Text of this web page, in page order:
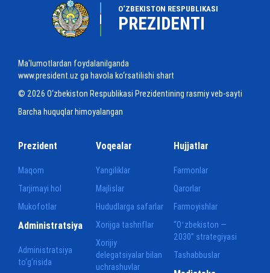
O‘ZBEKISTON RESPUBLIKASI
PREZIDENTI
Ma'lumotlardan foydalanilganda
www.president.uz ga havola ko‘rsatilishi shart
© 2026 O‘zbekiston Respublikasi Prezidentining rasmiy veb-sayti
Barcha huquqlar himoyalangan
Prezident
Maqom
Tarjimayi hol
Mukofotlar
Voqealar
Yangiliklar
Majlislar
Hududlarga safarlar
Xorijga tashriflar
Xorijiy
delegatsiyalar bilan
uchrashuvlar
Hujjatlar
Farmonlar
Qarorlar
Farmoyishlar
“Oʻzbekiston —
2030” strategiyasi
Tashabbuslar
Administratsiya
Administratsiya
to‘g‘risida